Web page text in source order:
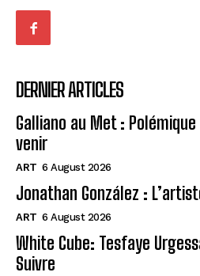
DERNIER ARTICLES
Galliano au Met :
venir
ART 6 August 2026
Jonathan González :
ART 6 August 2026
White Cube: Tesfaye
Suivre